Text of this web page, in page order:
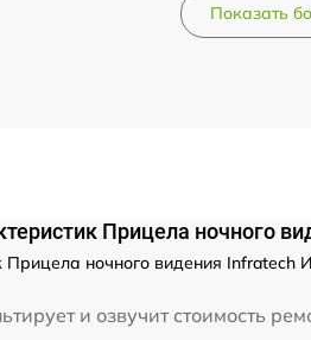
от 60
Показать
Прицела ночного
ночного видения
и озвучит стоимость